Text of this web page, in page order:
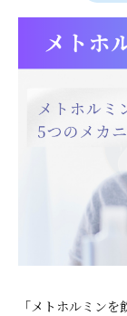
「メトホルミンを